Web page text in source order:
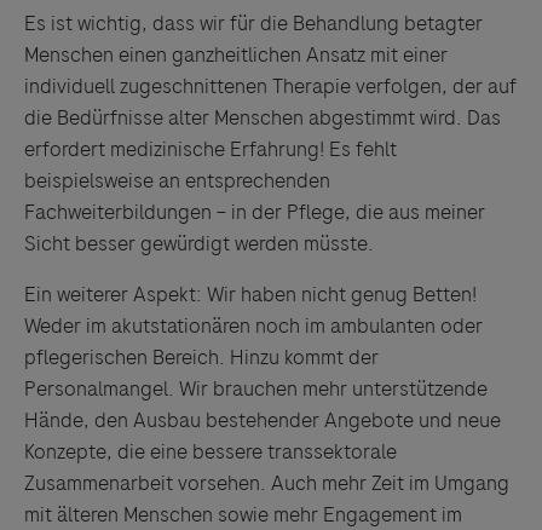
Es ist wichtig, dass wir für die Behandlung betagter
Menschen einen ganzheitlichen Ansatz mit einer
individuell zugeschnittenen Therapie verfolgen, der auf
die Bedürfnisse alter Menschen abgestimmt wird. Das
erfordert medizinische Erfahrung! Es fehlt
beispielsweise an entsprechenden
Fachweiterbildungen – in der Pflege, die aus meiner
Sicht besser gewürdigt werden müsste.
Ein weiterer Aspekt: Wir haben nicht genug Betten!
Weder im akutstationären noch im ambulanten oder
pflegerischen Bereich. Hinzu kommt der
Personalmangel. Wir brauchen mehr unterstützende
Hände, den Ausbau bestehender Angebote und neue
Konzepte, die eine bessere transsektorale
Zusammenarbeit vorsehen. Auch mehr Zeit im Umgang
mit älteren Menschen sowie mehr Engagement im
Links zu Websites Dritter werden im Sinne des
Servicegedankens angeboten. Der Herausgeber äußert
keine Meinung über den Inhalt von Websites Dritter und
lehnt ausdrücklich jegliche Verantwortung für
Drittinformationen und deren Verwendung ab.